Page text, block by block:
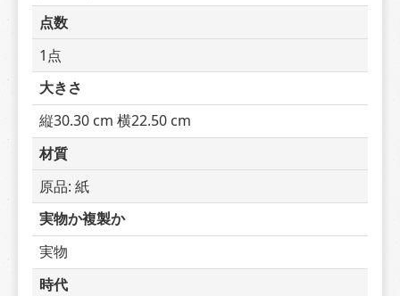
点数
1点
大きさ
縦30.30 cm 横22.50 cm
材質
原品: 紙
実物か複製か
実物
時代